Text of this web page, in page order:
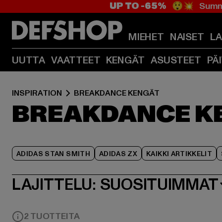
UP TO -65% 😲💥
MIEHET NAISET
UUTTA VAATTEET KENGÄT ASUSTEET
INSPIRATION BREAKDANCE KENGÄT
BREAKDANCE
ADIDAS STAN SMITH ADIDAS ZX KAIKKI ARTIKKELIT
LAJITTELU: SUOSITUIMMAT
2 TUOTTEITA